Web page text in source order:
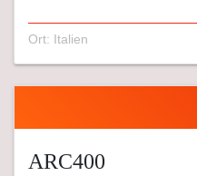
Ort: Italien
ARC400